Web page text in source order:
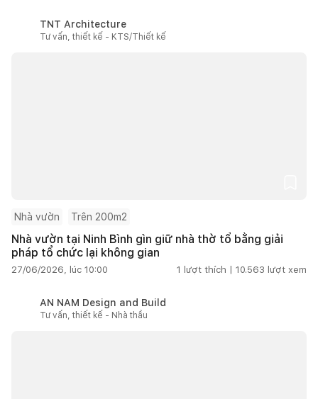
TNT Architecture
Tư vấn, thiết kế - KTS/Thiết kế
Nhà vườn Trên 200m2
Nhà vườn tại Ninh Bình gìn giữ nhà thờ tổ bằng giải
pháp tổ chức lại không gian
27/06/2026, lúc 10:00 1 lượt thích | 10.563 lượt xem
AN NAM Design and Build
Tư vấn, thiết kế - Nhà thầu